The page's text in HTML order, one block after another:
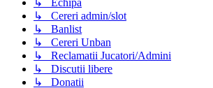
↳ Echipa
↳ Cereri admin/slot
↳ Banlist
↳ Cereri Unban
↳ Reclamatii Jucatori/Admini
↳ Discutii libere
↳ Donatii